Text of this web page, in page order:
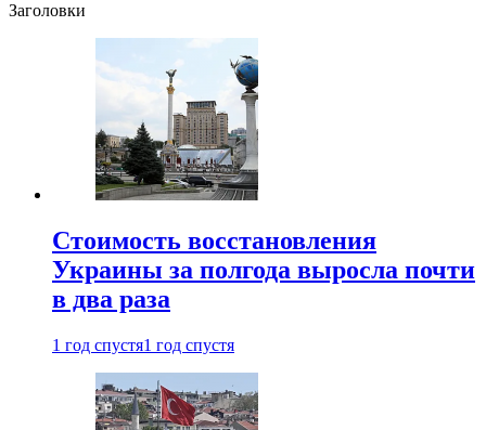
Заголовки
Стоимость восстановления
Украины за полгода выросла почти
в два раза
1 год спустя1 год спустя